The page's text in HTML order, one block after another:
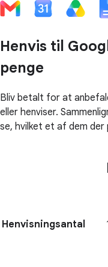
Henvis til
penge
Bliv betalt for at
eller henviser.
se, hvilket et af dem der
Henvisningsantal